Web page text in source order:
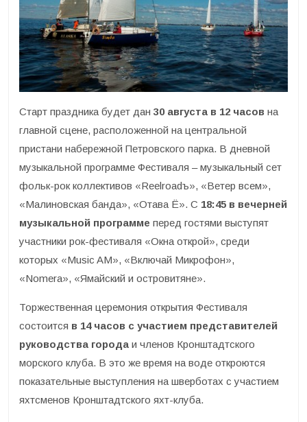
Старт праздника будет дан 30 августа в 12 часов на
главной сцене, расположенной на центральной
пристани набережной Петровского парка. В дневной
музыкальной программе Фестиваля – музыкальный сет
фольк-рок коллективов «Reelroadъ», «Ветер всем»,
«Малиновская банда», «Отава Ё». С 18:45 в вечерней
музыкальной программе перед гостями выступят
участники рок-фестиваля «Окна открой», среди
которых «Music AM», «Включай Микрофон»,
«Nomera», «Ямайский и островитяне».
Торжественная церемония открытия Фестиваля
состоится в 14 часов с участием представителей
руководства города и членов Кронштадтского
морского клуба. В это же время на воде откроются
показательные выступления на шверботах с участием
яхтсменов Кронштадтского яхт-клуба.